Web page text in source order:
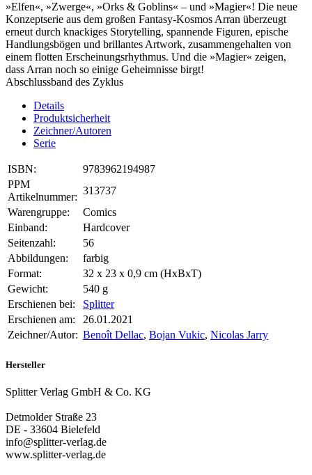
»Elfen«, »Zwerge«, »Orks & Goblins« – und »Magier«! Die neue
Konzeptserie aus dem großen Fantasy-Kosmos Arran überzeugt
erneut durch knackiges Storytelling, spannende Figuren, epische
Handlungsbögen und brillantes Artwork, zusammengehalten von
einem flotten Erscheinungsrhythmus. Und die »Magier« zeigen,
dass Arran noch so einige Geheimnisse birgt!
Abschlussband des Zyklus
Details
Produktsicherheit
Zeichner/Autoren
Serie
ISBN:
9783962194987
PPM
Artikelnummer:
313737
Warengruppe:
Comics
Einband:
Hardcover
Seitenzahl:
56
Abbildungen:
farbig
Format:
32 x 23 x 0,9 cm (HxBxT)
Gewicht:
540 g
Erschienen bei:
Splitter
Erschienen am:
26.01.2021
Zeichner/Autor: Benoît Dellac, Bojan Vukic, Nicolas Jarry
Hersteller
Splitter Verlag GmbH & Co. KG
Detmolder Straße 23
DE - 33604 Bielefeld
info@splitter-verlag.de
www.splitter-verlag.de